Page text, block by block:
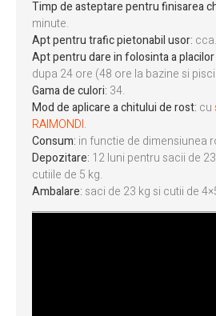
Timp de asteptare pentru finisarea
minute.
Apt pentru trafic pietonabil usor:
Apt pentru dare in folosinta a
dupa 24 ore (48 ore la bazine si
Gama de culori: 34.
Mod de aplicare a chitului de rost: cu
RAIMONDI.
Consum: in functie de dimensiunea
Depozitare: 12 luni pentru sacii de
cutiile de 5 kg.
Ambalare: saci de 23 kg si cutii de